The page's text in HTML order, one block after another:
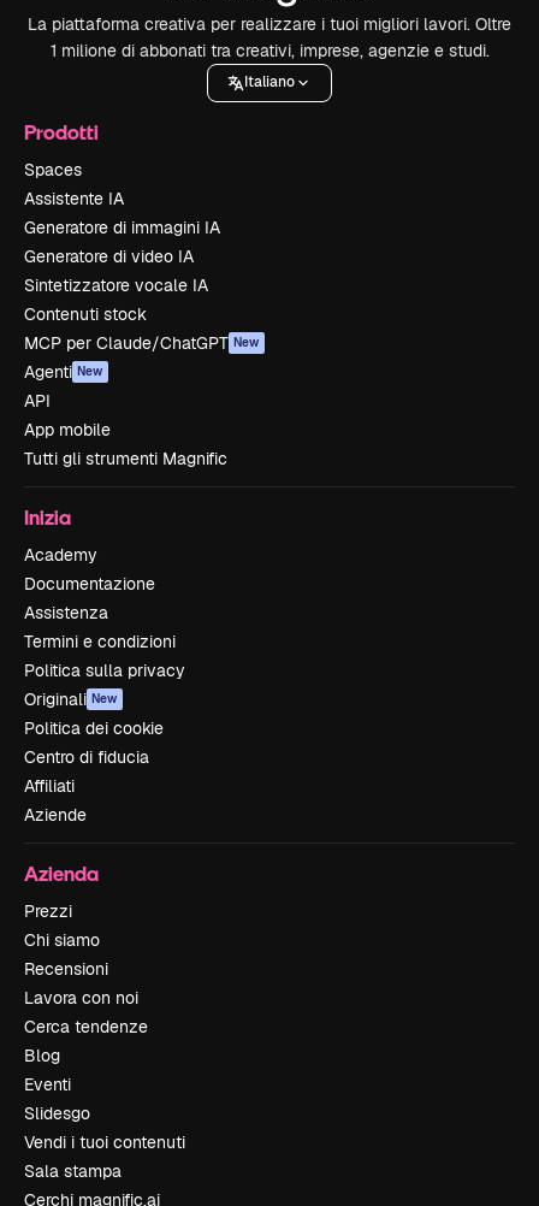
La piattaforma creativa per realizzare i tuoi migliori lavori. Oltre
1 milione di abbonati tra creativi, imprese, agenzie e studi.
Italiano
Prodotti
Spaces
Assistente IA
Generatore di immagini IA
Generatore di video IA
Sintetizzatore vocale IA
Contenuti stock
MCP per Claude/ChatGPT New
Agenti New
API
App mobile
Tutti gli strumenti Magnific
Inizia
Academy
Documentazione
Assistenza
Termini e condizioni
Politica sulla privacy
Originali New
Politica dei cookie
Centro di fiducia
Affiliati
Aziende
Azienda
Prezzi
Chi siamo
Recensioni
Lavora con noi
Cerca tendenze
Blog
Eventi
Slidesgo
Vendi i tuoi contenuti
Sala stampa
Cerchi magnific.ai